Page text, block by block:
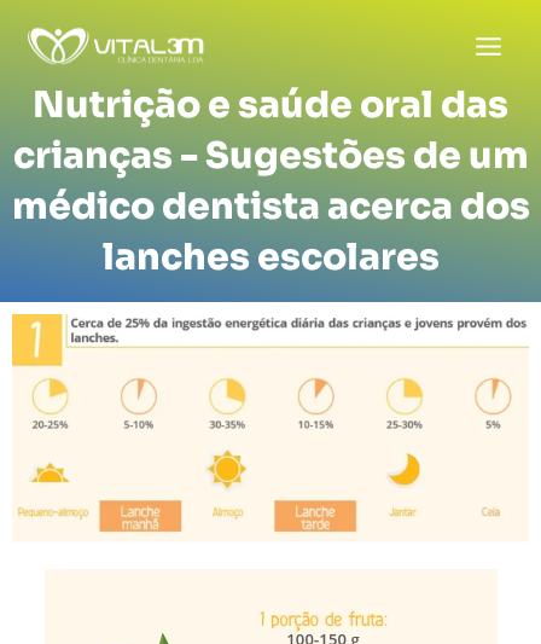
content
Nutrição e saúde oral das
crianças - Sugestões de um
médico dentista acerca dos
lanches escolares